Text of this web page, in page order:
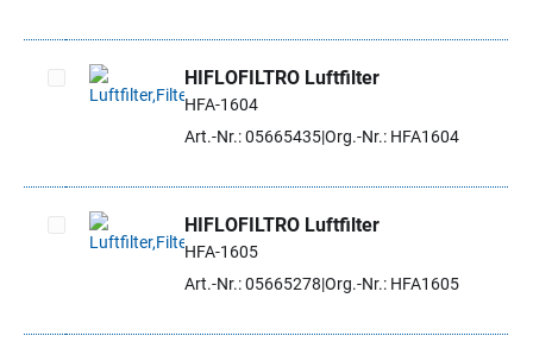
Artikel auswählen
HIFLOFILTRO Luftfilter
HFA-1604
Art.-Nr.: 05665435Org.-Nr.: HFA1604
Artikel auswählen
HIFLOFILTRO Luftfilter
HFA-1605
Art.-Nr.: 05665278 Org.-Nr.: HFA1605